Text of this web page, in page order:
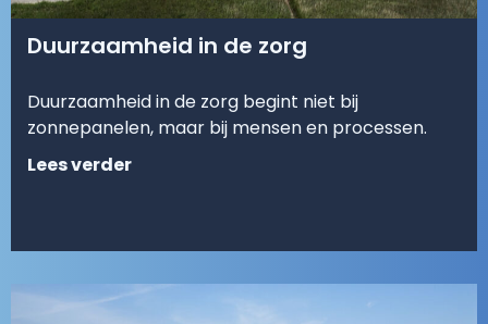
Duurzaamheid in de zorg
Duurzaamheid in de zorg begint niet bij
zonnepanelen, maar bij mensen en processen.
Lees verder